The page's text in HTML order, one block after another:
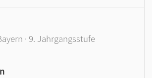
· 9. Jahrgangsstufe